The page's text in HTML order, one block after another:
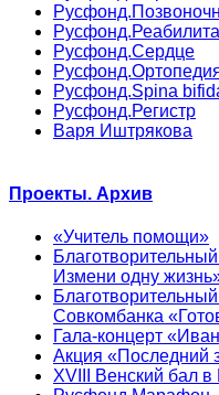
Русфонд.Сердце
Русфонд.Spina
Русфонд.Регистр
Варя Иштрякова
Проекты. Архив
«Учитель помощи»
Измени одну
Совкомбанка
Гала-концерт
Акция «Последний
XVIII Венский бал в